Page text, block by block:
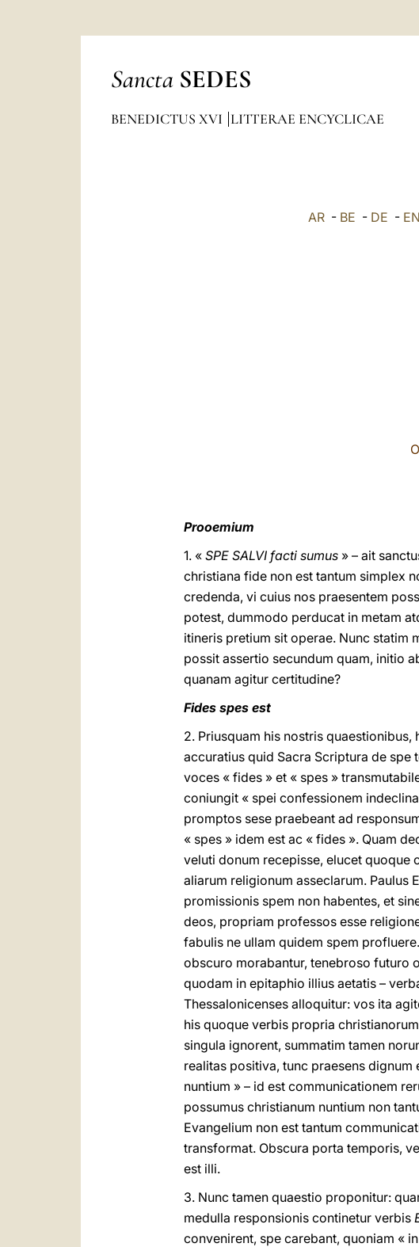
Sancta SEDES
BENEDICTUS XVI LITTERAE ENCYCLICAE
AR- BE - DE - EN
Prooemium
1. « SPE SALVI facti sumus » – ait
christiana fide non est tantum simplex
credenda, vi cuius nos praesentem
potest, dummodo perducat in metam
itineris pretium sit operae. Nunc statim
possit assertio secundum quam, initio
quanam agitur certitudine?
Fides spes est
2. Priusquam his nostris
accuratius quid Sacra Scriptura de spe
voces « fides » et « spes »
coniungit « spei confessionem
promptos sese praebeant ad
« spes » idem est ac « fides ». Quam
veluti donum recepisse, elucet quoque
aliarum religionum asseclarum. Paulus
promissionis spem non habentes, et
deos, propriam professos esse
fabulis ne ullam quidem spem
obscuro morabantur, tenebroso futuro
quodam in epitaphio illius aetatis –
Thessalonicenses alloquitur: vos ita
his quoque verbis propria
singula ignorent, summatim tamen
realitas positiva, tunc praesens
nuntium » – id est communicationem
possumus christianum nuntium non
Evangelium non est tantum
transformat. Obscura porta temporis,
est illi.
3. Nunc tamen quaestio proponitur:
medulla responsionis continetur verbis
convenirent, spe carebant, quoniam «